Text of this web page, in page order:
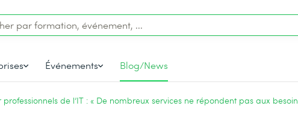
Événements Blog/News
de l’IT : « De nombreux services ne répondent pas aux